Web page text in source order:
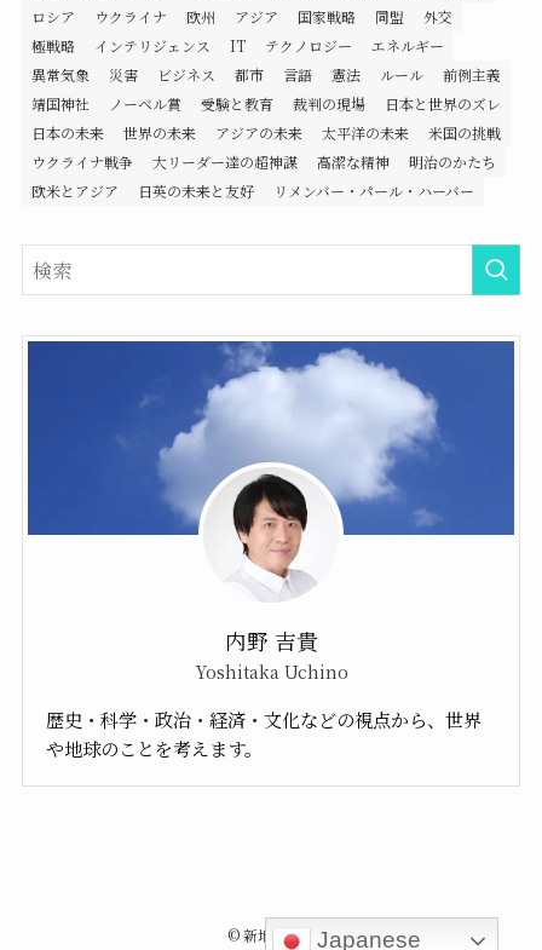
ロシア
ウクライナ 欧州 アジア 国家戦略 同盟
外交
極戦略
インテリジェンス IT テクノロジー
エネルギー
異常気象
災害 ビジネス 都市 言語 憲法 ルール
前例主義
靖国神社
ノーベル賞 受験と教育 裁判の現場
日本と世界のズレ
日本の未来
世界の未来 アジアの未来 太平洋の未来
米国の挑戦
ウクライナ戦争
大リーダー達の超神謀 高潔な精神
明治のかたち
欧米とアジア
日英の未来と友好 リメンバー・パール・ハーバー
内野 吉貴
Yoshitaka Uchino
歴史・科学・政治・経済・文化などの視点から、世界
や地球のことを考えます。
©新地球紀行 Japanese